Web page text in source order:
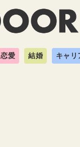
恋愛 結婚 キャリ